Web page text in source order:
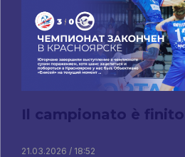
Il campionato è
21.03.2026 / 18:52